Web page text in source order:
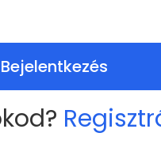
Bejelentkezés